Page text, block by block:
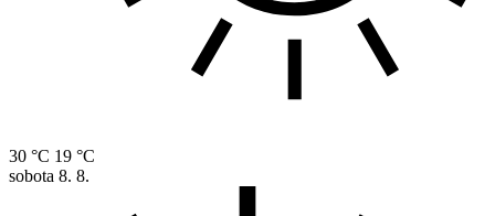
30 °C 19 °C
sobota 8. 8.